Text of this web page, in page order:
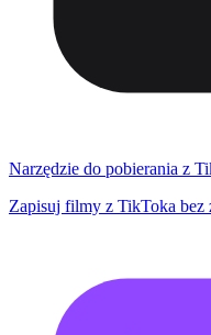
Narzędzie do pobierania z
Zapisuj filmy z TikToka bez